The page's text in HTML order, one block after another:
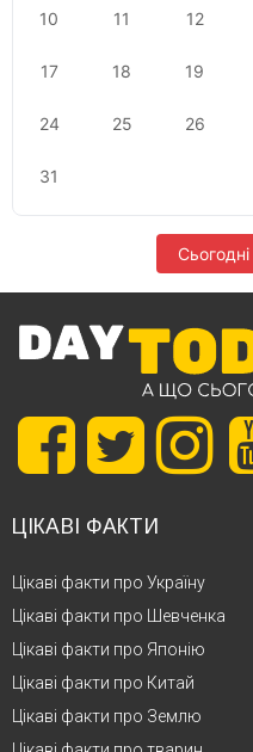
10 11 12
17 18 19
24 25 26
31
Сьогодні
ЦІКАВІ ФАКТИ
Цікаві факти про Україну
Цікаві факти про Шевченка
Цікаві факти про Японію
Цікаві факти про Китай
Цікаві факти про Землю